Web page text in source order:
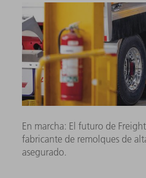
En marcha: El futuro de
fabricante de remolques de
asegurado.